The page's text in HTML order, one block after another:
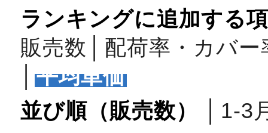
ランキングに追加する
販売数
配荷率・カバー
平均単価
並び順（販売数）
1‐3